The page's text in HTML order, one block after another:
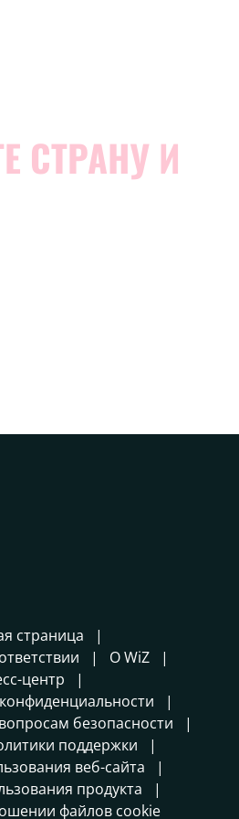
СТРАНУ И
страница
О WiZ
центр
безопасности
поддержки
веб-сайта
продукта
файлов cookie